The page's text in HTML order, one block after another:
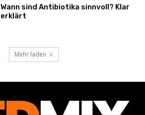
Wann sind Antibiotika sinnvoll? Klar
erklärt
Mehr laden